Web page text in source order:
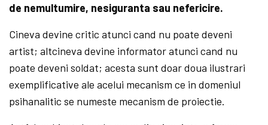
de nemultumire, nesiguranta sau nefericire.
Cineva devine critic atunci cand nu poate deveni
artist; altcineva devine informator atunci cand nu
poate deveni soldat; acesta sunt doar doua ilustrari
exemplificative ale acelui mecanism ce in domeniul
psihanalitic se numeste mecanism de proiectie.